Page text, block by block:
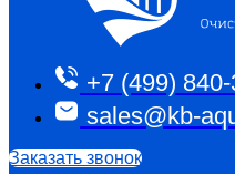
+7 (499)
sales@kb-
Заказать звонок